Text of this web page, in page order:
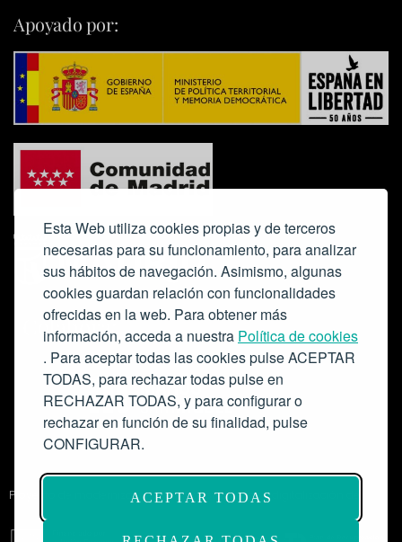
Esta Web utiliza cookies propias y de terceros
necesarias para su funcionamiento, para analizar
sus hábitos de navegación. Asimismo, algunas
cookies guardan relación con funcionalidades
ofrecidas en la web. Para obtener más
información, acceda a nuestra Política de cookies
. Para aceptar todas las cookies pulse ACEPTAR
TODAS, para rechazar todas pulse en
RECHAZAR TODAS, y para configurar o
rechazar en función de su finalidad, pulse
CONFIGURAR.
ACEPTAR TODAS
Apoyado por:
Colabora:
Proyecto de modernización de infraestructuras y digitalización del
Salón de Actos del Ateneo de Madrid como espacio escénico-musical.
Subvención: 175.000€